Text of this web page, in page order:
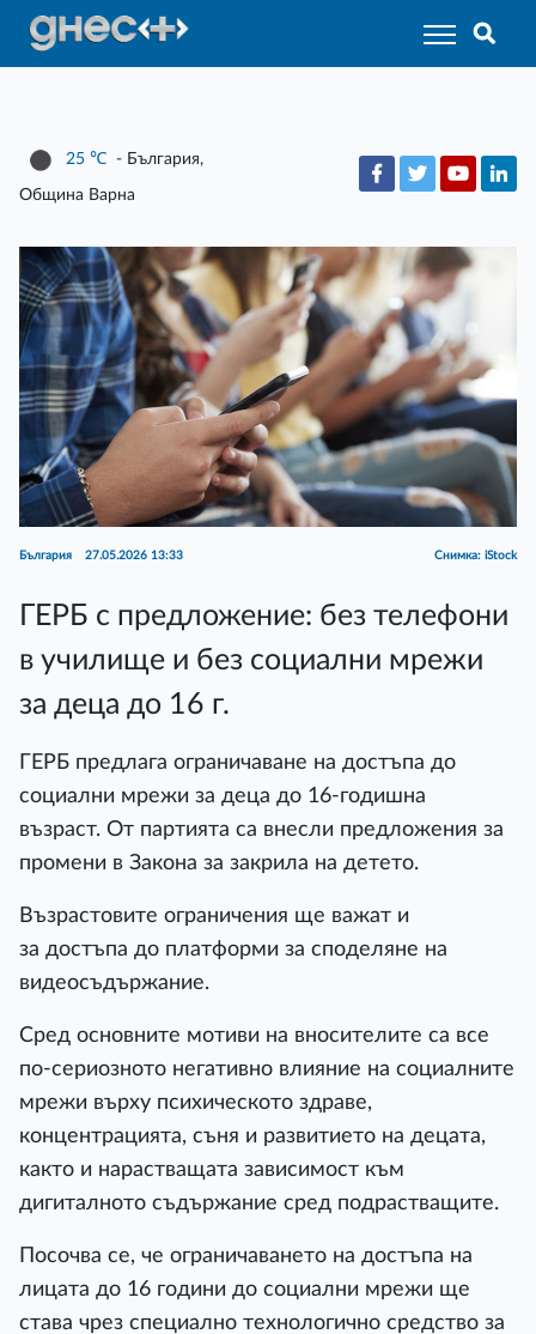
25 ℃ - България,
Община Варна
България 27.05.2026 13:33 Снимка: iStock
ГЕРБ с предложение: без телефони
в училище и без социални мрежи
за деца до 16 г.
ГЕРБ предлага ограничаване на достъпа до
социални мрежи за деца до 16-годишна
възраст. От партията са внесли предложения за
промени в Закона за закрила на детето.
Възрастовите ограничения ще важат и
за достъпа до платформи за споделяне на
видеосъдържание.
Сред основните мотиви на вносителите са все
по-сериозното негативно влияние на социалните
мрежи върху психическото здраве,
концентрацията, съня и развитието на децата,
както и нарастващата зависимост към
дигиталното съдържание сред подрастващите.
Посочва се, че ограничаването на достъпа на
лицата до 16 години до социални мрежи ще
става чрез специално технологично средство за